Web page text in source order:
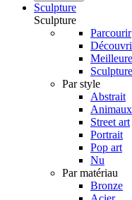
Sculpture
Sculpture
Parcourir
Par style
Abstrait
Animaux
Street art
Portrait
Pop art
Nu
Par matériau
Bronze